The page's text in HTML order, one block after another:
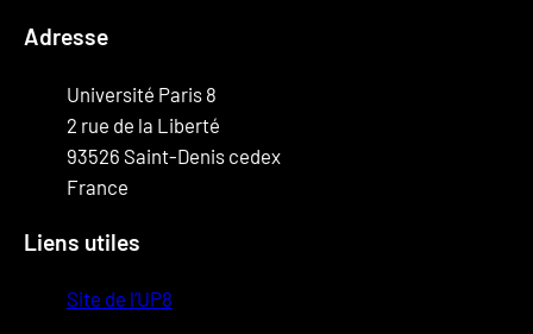
Adresse
Université Paris 8
2 rue de la Liberté
93526 Saint-Denis cedex
France
Liens utiles
Site de l’UP8